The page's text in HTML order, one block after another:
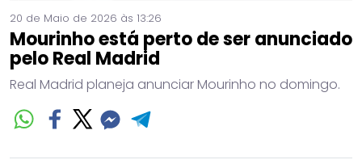
20 de Maio de 2026 às 13:26
Mourinho está perto de ser anunciado
pelo Real Madrid
Real Madrid planeja anunciar Mourinho no domingo.